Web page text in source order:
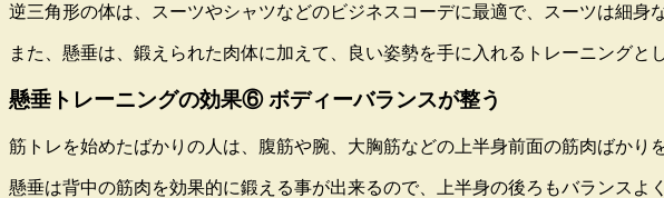
逆三角形の体は、スーツやシャツなどのビジネスコーデに最適で、スーツは細
また、懸垂は、鍛えられた肉体に加えて、良い姿勢を手に入れるトレーニング
懸垂トレーニングの効果⑥ ボディーバランスが整う
筋トレを始めたばかりの人は、腹筋や腕、大胸筋などの上半身前面の筋肉ばかり
懸垂は背中の筋肉を効果的に鍛える事が出来るので、上半身の後ろもバランス